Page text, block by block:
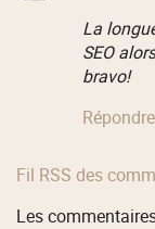
La
SEO
bravo!
Répondre
Fil RSS des
Les